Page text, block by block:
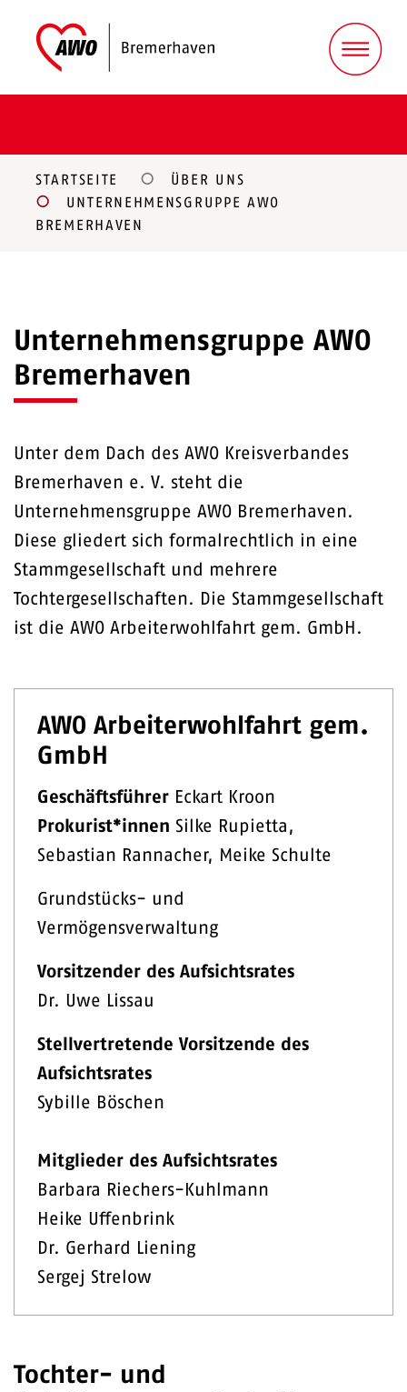
STARTSEITE
ÜBER UNS
UNTERNEHMENSGRUPPE AWO
BREMERHAVEN
Unternehmensgruppe AWO
Bremerhaven
Unter dem Dach des AWO Kreisverbandes
Bremerhaven e. V. steht die
Unternehmensgruppe AWO Bremerhaven.
Diese gliedert sich formalrechtlich in eine
Stammgesellschaft und mehrere
Tochtergesellschaften. Die Stammgesellschaft
ist die AWO Arbeiterwohlfahrt gem. GmbH.
AWO Arbeiterwohlfahrt gem.
GmbH
Geschäftsführer Eckart Kroon
Prokurist*innen Silke Rupietta,
Sebastian Rannacher, Meike Schulte
Grundstücks- und
Vermögensverwaltung
Vorsitzender des Aufsichtsrates
Dr. Uwe Lissau
Stellvertretende Vorsitzende des
Aufsichtsrates
Sybille Böschen
Mitglieder des Aufsichtsrates
Barbara Riechers-Kuhlmann
Heike Uffenbrink
Dr. Gerhard Liening
Sergej Strelow
Tochter- und